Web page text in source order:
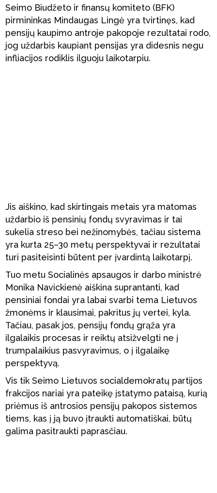
Seimo Biudžeto ir finansų komiteto (BFK)
pirmininkas Mindaugas Lingė yra tvirtinęs, kad
pensijų kaupimo antroje pakopoje rezultatai rodo,
jog uždarbis kaupiant pensijas yra didesnis negu
infliacijos rodiklis ilguoju laikotarpiu.
Jis aiškino, kad skirtingais metais yra matomas
uždarbio iš pensinių fondų svyravimas ir tai
sukelia streso bei nežinomybės, tačiau sistema
yra kurta 25–30 metų perspektyvai ir rezultatai
turi pasiteisinti būtent per įvardintą laikotarpį.
Tuo metu Socialinės apsaugos ir darbo ministrė
Monika Navickienė aiškina suprantanti, kad
pensiniai fondai yra labai svarbi tema Lietuvos
žmonėms ir klausimai, pakritus jų vertei, kyla.
Tačiau, pasak jos, pensijų fondų grąža yra
ilgalaikis procesas ir reiktų atsižvelgti ne į
trumpalaikius pasvyravimus, o į ilgalaikę
perspektyvą.
Vis tik Seimo Lietuvos socialdemokratų partijos
frakcijos nariai yra pateikę įstatymo pataisą, kurią
priėmus iš antrosios pensijų pakopos sistemos
tiems, kas į ją buvo įtraukti automatiškai, būtų
galima pasitraukti paprasčiau.